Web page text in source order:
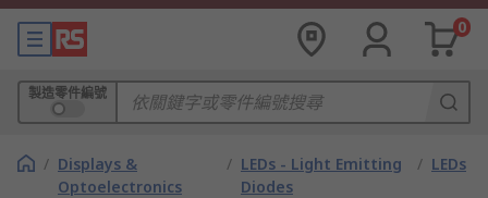
0
製造零件編號
/ Displays &
Optoelectronics
/ LEDs - Light Emitting
Diodes
/ LEDs